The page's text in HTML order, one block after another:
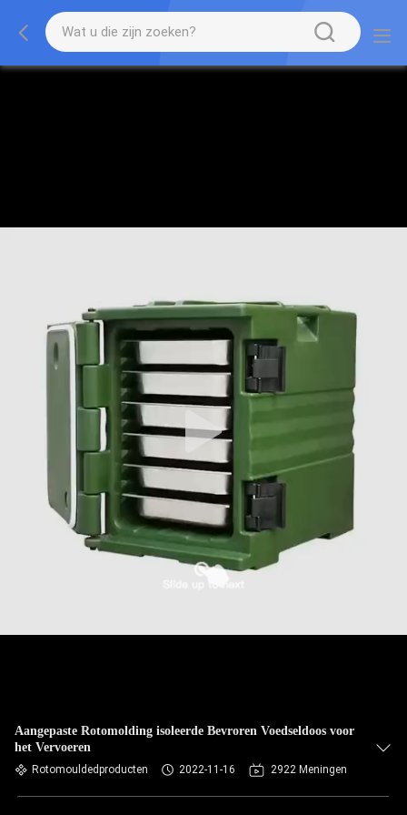
Aangepaste Rotomolding isoleerde Bevroren Voedseldoos voor
het Vervoeren
Rotomouldedproducten 2022-11-16 2922 Meningen